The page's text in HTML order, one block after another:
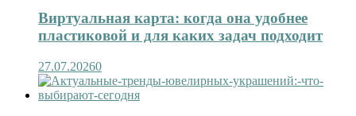
Виртуальная карта: когда она удобнее
пластиковой и для каких задач подходит
27.07.20260